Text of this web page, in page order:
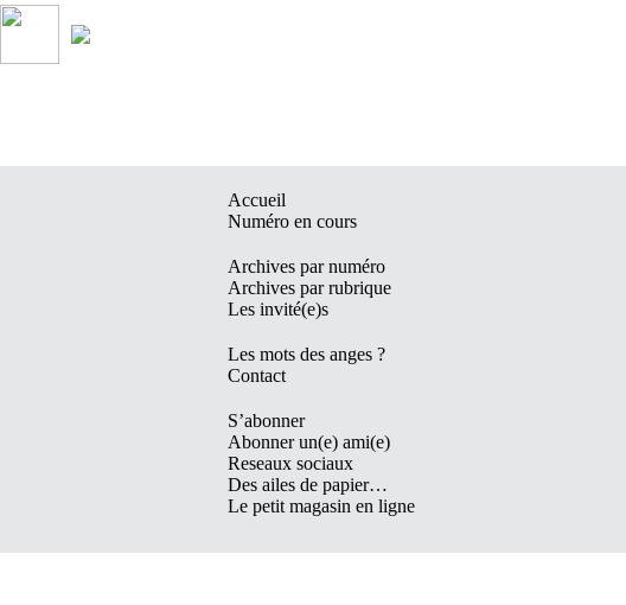
Accueil
Numéro en cours
Archives par numéro
Archives par rubrique
Les invité(e)s
Les mots des anges ?
Contact
S’abonner
Abonner un(e) ami(e)
Reseaux sociaux
Des ailes de papier…
Le petit magasin en ligne